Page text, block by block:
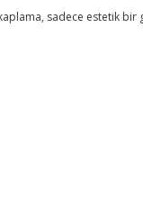
sadece estetik bir